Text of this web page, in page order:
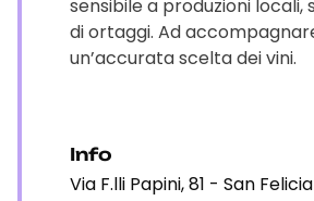
sensibile a produzioni locali,
di ortaggi. Ad
un’accurata scelta dei vini.
Info
Via F.lli Papini, 81 - San